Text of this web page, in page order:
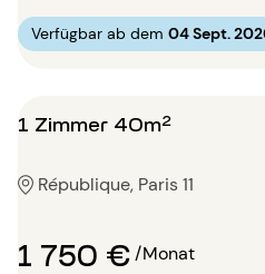
Verfügbar ab dem 04 Sept.
1 Zimmer 40m²
République, Paris 11
1 750 €/Monat